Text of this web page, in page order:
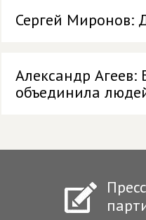
Сергей Миронов:
Александр
объединила